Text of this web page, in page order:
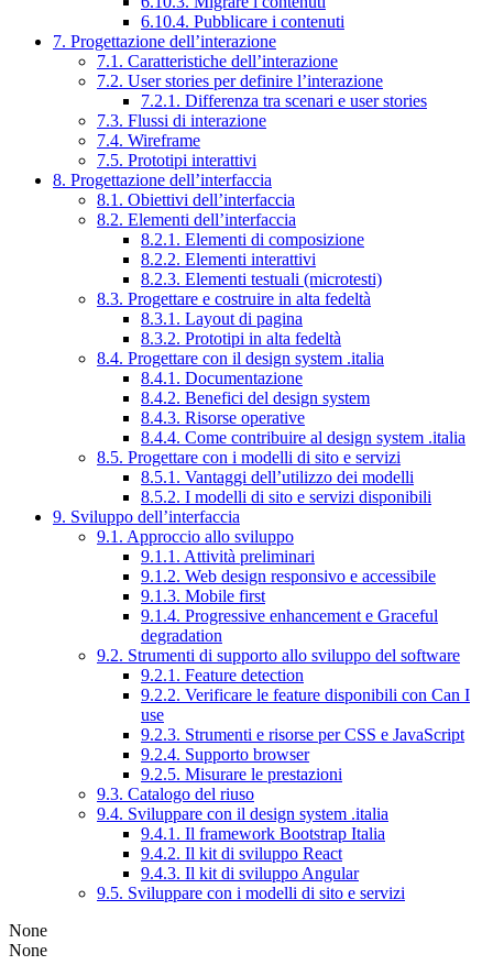
6.10.4. Pubblicare i contenuti
7. Progettazione dell’interazione
7.1. Caratteristiche dell’interazione
7.2. User stories per definire l’interazione
7.2.1. Differenza tra scenari e user stories
7.3. Flussi di interazione
7.4. Wireframe
7.5. Prototipi interattivi
8. Progettazione dell’interfaccia
8.1. Obiettivi dell’interfaccia
8.2. Elementi dell’interfaccia
8.2.1. Elementi di composizione
8.2.2. Elementi interattivi
8.2.3. Elementi testuali (microtesti)
8.3. Progettare e costruire in alta fedeltà
8.3.1. Layout di pagina
8.3.2. Prototipi in alta fedeltà
8.4. Progettare con il design system .italia
8.4.1. Documentazione
8.4.2. Benefici del design system
8.4.3. Risorse operative
8.4.4. Come contribuire al design system .italia
8.5. Progettare con i modelli di sito e servizi
8.5.1. Vantaggi dell’utilizzo dei modelli
8.5.2. I modelli di sito e servizi disponibili
9. Sviluppo dell’interfaccia
9.1. Approccio allo sviluppo
9.1.1. Attività preliminari
9.1.2. Web design responsivo e accessibile
9.1.3. Mobile first
9.1.4. Progressive enhancement e Graceful
degradation
9.2. Strumenti di supporto allo sviluppo del software
9.2.1. Feature detection
9.2.2. Verificare le feature disponibili con Can I
use
9.2.3. Strumenti e risorse per CSS e JavaScript
9.2.4. Supporto browser
9.2.5. Misurare le prestazioni
9.3. Catalogo del riuso
9.4. Sviluppare con il design system .italia
9.4.1. Il framework Bootstrap Italia
9.4.2. Il kit di sviluppo React
9.4.3. Il kit di sviluppo Angular
9.5. Sviluppare con i modelli di sito e servizi
None
None